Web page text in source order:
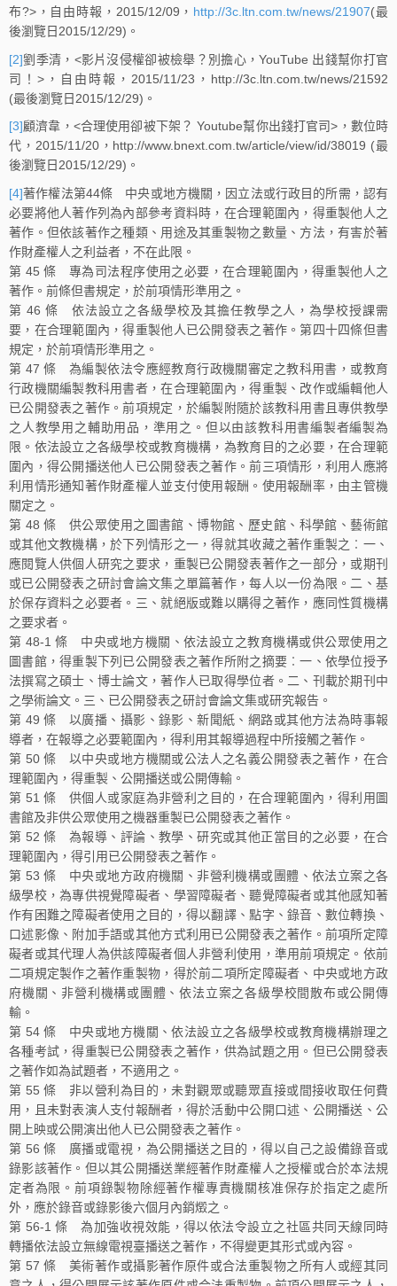
布?>，自由時報，2015/12/09， http://3c.ltn.com.tw/news/21907(最
後瀏覽日2015/12/29)。
[2]劉季清，<影片沒侵權卻被檢舉？別擔心，YouTube 出錢幫你打官
司！>，自由時報，2015/11/23，http://3c.ltn.com.tw/news/21592
(最後瀏覽日2015/12/29)。
[3]顧濟韋，<合理使用卻被下架？ Youtube幫你出錢打官司>，數位時
代，2015/11/20，http://www.bnext.com.tw/article/view/id/38019 (最
後瀏覽日2015/12/29)。
[4]著作權法第44條 中央或地方機關，因立法或行政目的所需，認有
必要將他人著作列為內部參考資料時，在合理範圍內，得重製他人之
著作。但依該著作之種類、用途及其重製物之數量、方法，有害於著
作財產權人之利益者，不在此限。
第 45 條 專為司法程序使用之必要，在合理範圍內，得重製他人之
著作。前條但書規定，於前項情形準用之。
第 46 條 依法設立之各級學校及其擔任教學之人，為學校授課需
要，在合理範圍內，得重製他人已公開發表之著作。第四十四條但書
規定，於前項情形準用之。
第 47 條 為編製依法令應經教育行政機關審定之教科用書，或教育
行政機關編製教科用書者，在合理範圍內，得重製、改作或編輯他人
已公開發表之著作。前項規定，於編製附隨於該教科用書且專供教學
之人教學用之輔助用品，準用之。但以由該教科用書編製者編製為
限。依法設立之各級學校或教育機構，為教育目的之必要，在合理範
圍內，得公開播送他人已公開發表之著作。前三項情形，利用人應將
利用情形通知著作財產權人並支付使用報酬。使用報酬率，由主管機
關定之。
第 48 條 供公眾使用之圖書館、博物館、歷史館、科學館、藝術館
或其他文教機構，於下列情形之一，得就其收藏之著作重製之︰一、
應閱覽人供個人研究之要求，重製已公開發表著作之一部分，或期刊
或已公開發表之研討會論文集之單篇著作，每人以一份為限。二、基
於保存資料之必要者。三、就絕版或難以購得之著作，應同性質機構
之要求者。
第 48-1 條 中央或地方機關、依法設立之教育機構或供公眾使用之
圖書館，得重製下列已公開發表之著作所附之摘要︰一、依學位授予
法撰寫之碩士、博士論文，著作人已取得學位者。二、刊載於期刊中
之學術論文。三、已公開發表之研討會論文集或研究報告。
第 49 條 以廣播、攝影、錄影、新聞紙、網路或其他方法為時事報
導者，在報導之必要範圍內，得利用其報導過程中所接觸之著作。
第 50 條 以中央或地方機關或公法人之名義公開發表之著作，在合
理範圍內，得重製、公開播送或公開傳輸。
第 51 條 供個人或家庭為非營利之目的，在合理範圍內，得利用圖
書館及非供公眾使用之機器重製已公開發表之著作。
第 52 條 為報導、評論、教學、研究或其他正當目的之必要，在合
理範圍內，得引用已公開發表之著作。
第 53 條 中央或地方政府機關、非營利機構或團體、依法立案之各
級學校，為專供視覺障礙者、學習障礙者、聽覺障礙者或其他感知著
作有困難之障礙者使用之目的，得以翻譯、點字、錄音、數位轉換、
口述影像、附加手語或其他方式利用已公開發表之著作。前項所定障
礙者或其代理人為供該障礙者個人非營利使用，準用前項規定。依前
二項規定製作之著作重製物，得於前二項所定障礙者、中央或地方政
府機關、非營利機構或團體、依法立案之各級學校間散布或公開傳
輸。
第 54 條 中央或地方機關、依法設立之各級學校或教育機構辦理之
各種考試，得重製已公開發表之著作，供為試題之用。但已公開發表
之著作如為試題者，不適用之。
第 55 條 非以營利為目的，未對觀眾或聽眾直接或間接收取任何費
用，且未對表演人支付報酬者，得於活動中公開口述、公開播送、公
開上映或公開演出他人已公開發表之著作。
第 56 條 廣播或電視，為公開播送之目的，得以自己之設備錄音或
錄影該著作。但以其公開播送業經著作財產權人之授權或合於本法規
定者為限。前項錄製物除經著作權專責機關核准保存於指定之處所
外，應於錄音或錄影後六個月內銷燬之。
第 56-1 條 為加強收視效能，得以依法令設立之社區共同天線同時
轉播依法設立無線電視臺播送之著作，不得變更其形式或內容。
第 57 條 美術著作或攝影著作原件或合法重製物之所有人或經其同